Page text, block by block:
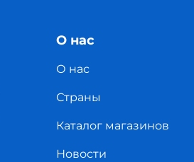
О нас
О нас
Страны
Каталог магазинов
Новости